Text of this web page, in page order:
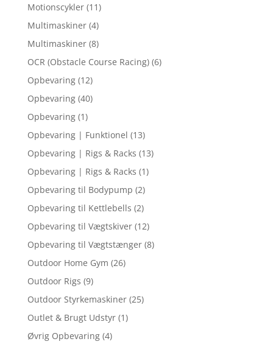
Motionscykler (11)
Multimaskiner (4)
Multimaskiner (8)
OCR (Obstacle Course Racing) (6)
Opbevaring (12)
Opbevaring (40)
Opbevaring (1)
Opbevaring | Funktionel (13)
Opbevaring | Rigs & Racks (13)
Opbevaring | Rigs & Racks (1)
Opbevaring til Bodypump (2)
Opbevaring til Kettlebells (2)
Opbevaring til Vægtskiver (12)
Opbevaring til Vægtstænger (8)
Outdoor Home Gym (26)
Outdoor Rigs (9)
Outdoor Styrkemaskiner (25)
Outlet & Brugt Udstyr (1)
Øvrig Opbevaring (4)